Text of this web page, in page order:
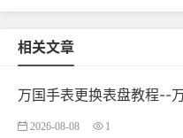
相关文章
万国手表更换表盘教程--
2026-08-08 1